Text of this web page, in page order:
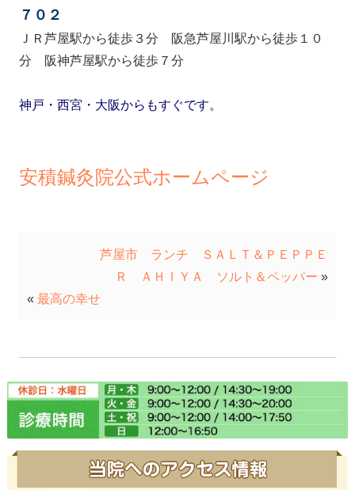
７０２
ＪＲ芦屋駅から徒歩３分 阪急芦屋川駅から徒歩１０
分 阪神芦屋駅から徒歩７分
神戸・西宮・大阪からもすぐです。
安積鍼灸院公式ホームページ
芦屋市 ランチ ＳＡＬＴ＆ＰＥＰＰＥ
Ｒ ＡＨＩＹＡ ソルト＆ペッパー »
« 最高の幸せ